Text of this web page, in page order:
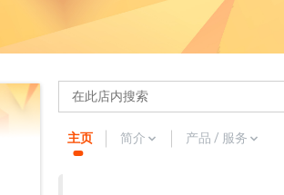
主页 简介 产品 / 服务